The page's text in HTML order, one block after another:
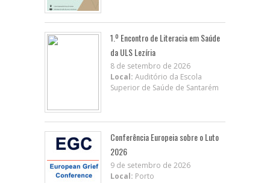
1.º Encontro de Literacia em Saúde
da ULS Lezíria
8 de setembro de 2026
Local: Auditório da Escola
Superior de Saúde de Santarém
Conferência Europeia sobre o Luto
2026
9 de setembro de 2026
Local: Porto